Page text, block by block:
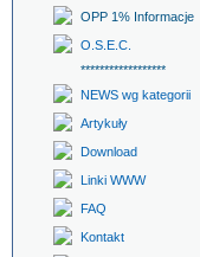
OPP 1% Informacje
O.S.E.C.
******************
NEWS wg kategorii
Artykuły
Download
Linki WWW
FAQ
Kontakt